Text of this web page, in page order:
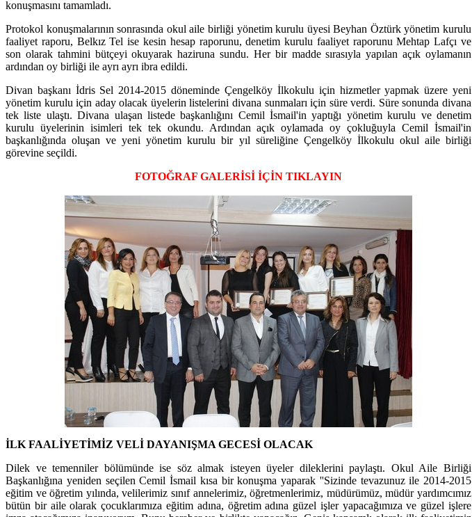
konuşmasını tamamladı.
Protokol konuşmalarının sonrasında okul aile birliği yönetim kurulu üyesi Beyhan Öztürk yönetim kurulu
faaliyet raporu, Belkız Tel ise kesin hesap raporunu, denetim kurulu faaliyet raporunu Mehtap Lafçı ve
son olarak tahmini bütçeyi okuyarak haziruna sundu. Her bir madde sırasıyla yapılan açık oylamanın
ardından oy birliği ile ayrı ayrı ibra edildi.
Divan başkanı İdris Sel 2014-2015 döneminde Çengelköy İlkokulu için hizmetler yapmak üzere yeni
yönetim kurulu için aday olacak üyelerin listelerini divana sunmaları için süre verdi. Süre sonunda divana
tek liste ulaştı. Divana ulaşan listede başkanlığını Cemil İsmail'in yaptığı yönetim kurulu ve denetim
kurulu üyelerinin isimleri tek tek okundu. Ardından açık oylamada oy çokluğuyla Cemil İsmail'in
başkanlığında oluşan ve yeni yönetim kurulu bir yıl süreliğine Çengelköy İlkokulu okul aile birliği
görevine seçildi.
FOTOĞRAF GALERİSİ İÇİN TIKLAYIN
İLK FAALİYETİMİZ VELİ DAYANIŞMA GECESİ OLACAK
Dilek ve temenniler bölümünde ise söz almak isteyen üyeler dileklerini paylaştı. Okul Aile Birliği
Başkanlığına yeniden seçilen Cemil İsmail kısa bir konuşma yaparak ''Sizinde tevazunuz ile 2014-2015
eğitim ve öğretim yılında, velilerimiz sınıf annelerimiz, öğretmenlerimiz, müdürümüz, müdür yardımcımız
bütün bir aile olarak çocuklarımıza eğitim adına, öğretim adına güzel işler yapacağımıza ve güzel işlere